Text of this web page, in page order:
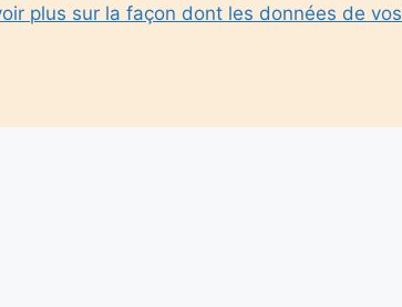
plus sur la façon dont les données de vos